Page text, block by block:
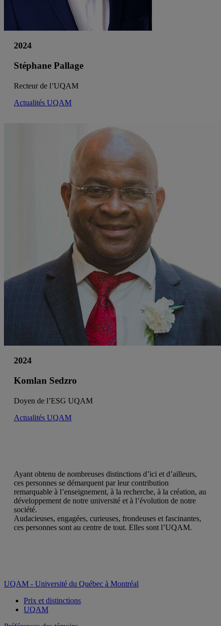
2024
Stéphane Pallage
Recteur de l’UQAM
Actualités UQAM
2024
Komlan Sedzro
Doyen de l’ESG UQAM
Actualités UQAM
Ayant obtenu de nombreuses distinctions d’ici et d’ailleurs,
ces personnes se démarquent par leur contribution
remarquable à l’enseignement, à la recherche, à la création, au
développement de notre université et à l’évolution de notre
société.
Audacieuses, engagées, curieuses, frondeuses et fascinantes,
ces personnes sont au centre de tout. Elles sont l’UQAM.
UQAM - Université du Québec à Montréal
Prix et distinctions
UQAM